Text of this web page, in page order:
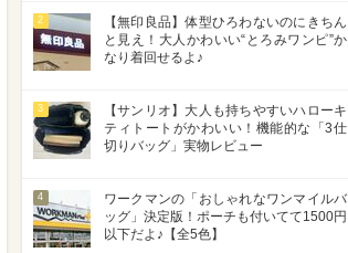
2
【無印良品】体型ひろわないのにきちん
と見え！大人かわいい“とろみワンピ”か
なり着回せるよ♪
3
【サンリオ】大人も持ちやすいハローキ
ティトートがかわいい！機能的な「3仕
切りバッグ」実物レビュー
4
ワークマンの「おしゃれなワンマイルバ
ッグ」決定版！ポーチも付いてて1500円
以下だよ♪【全5色】